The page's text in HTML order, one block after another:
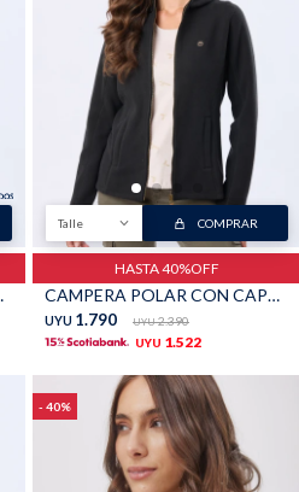
- Lila
Talle COMPRAR
HASTA 40%OFF
CAMPERA POLAR CON CAPUCHA - Negro
UYU 1.790 UYU 2.390
UYU 1.522
40
Jeans
Trajes
Calzado